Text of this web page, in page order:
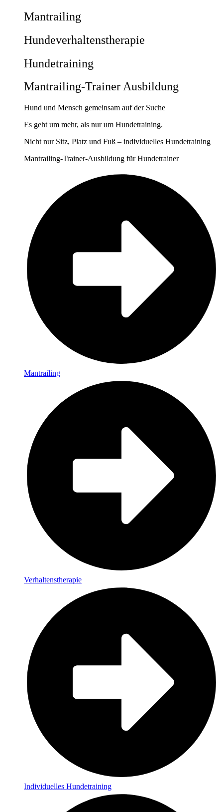
Mantrailing
Hunde­verhaltens­therapie
Hunde­training
Mantrailing-Trainer Ausbildung
Hund und Mensch gemeinsam auf der Suche
Es geht um mehr, als nur um Hundetraining.
Nicht nur Sitz, Platz und Fuß – individuelles Hundetraining
Mantrailing-Trainer-Ausbildung für Hundetrainer
Mantrailing
Verhaltenstherapie
Individuelles Hundetraining